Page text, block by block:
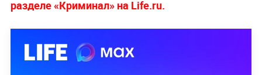
разделе «Криминал» на Life.ru.